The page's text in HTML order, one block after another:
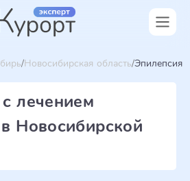
Новосибирская область Эпилепсия
лечением
Новосибирской